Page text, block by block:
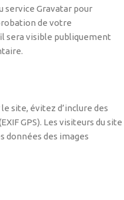
service Gravatar pour
de votre
sera visible publiquement
site, évitez d’inclure des
GPS). Les visiteurs du site
données des images